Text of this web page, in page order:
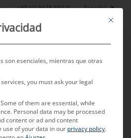
+49 (0) 8638 604-0 Español
Empleo Contacto
This
son esenciales, mientras que otras
you must ask your legal
of them are essential, while
Personal data may be processed
content or ad and content
use of your data in our privacy policy.